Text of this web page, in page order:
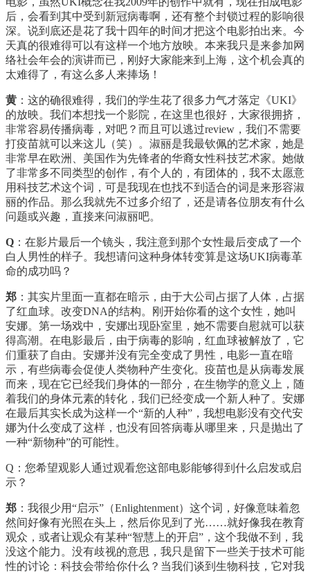
后，会看到其中受到新冠病毒啊，还有整个封锁过程的影响很
深。说到底还是花了我十四年的时间才把这个电影拍出来。今
天真的很难得可以有这样一个地方放映。本来我只是来参加网
络社会年会的演讲而已，刚好大家能来到上海，这个机会真的
太难得了，有这么多人来捧场！
黄 ：这的确很难得，我们的学生花了很多力气才落定《UKI》
的放映。我们本想找一个影院，在这里也很好，大家很拥挤，
非常容易传播病毒，对吧？而且可以逃过review，我们不需要
打疫苗就可以来这儿（笑）。淑丽是我最钦佩的艺术家，她是
非常早在欧洲、美国作为先锋者的华裔女性科技艺术家。她做
了非常多不同类型的创作，有个人的，有团体的，我不太愿意
用科技艺术这个词，可是我现在也找不到适合的词是来形容淑
丽的作品。那么我就先不过多介绍了，还是请各位朋友有什么
问题或兴趣，直接来问淑丽吧。
Q ：在影片最后一个镜头，我注意到那个女性最后变成了一个
白人男性的样子。我想请问这种身体转变算是这场UKI病毒革
命的成功吗？
郑 ：其实片里面一直都在暗示，由于大公司占据了人体，占据
了红血球。改变DNA的结构。刚开始你看的这个女性，她叫
安娜。第一场戏中，安娜出现卧室里，她不需要自慰就可以获
得高潮。在电影最后，由于病毒的影响，红血球被解放了，它
们重获了自由。安娜并没有完全变成了男性，电影一直在暗
示，有些病毒会促使人类物种产生变化。疫苗也是从病毒发展
而来，现在它已经我们身体的一部分，在生物学的意义上，随
着我们的身体元素的转化，我们已经变成一个新人种了。安娜
在最后其实长成为这样一个“新的人种”，我想电影没有交代安
娜为什么变成了这样，也没有回答病毒从哪里来，只是抛出了
一种“新物种”的可能性。
Q：您希望观影人通过观看您这部电影能够得到什么启发或启
示？
郑 ：我很少用“启示”（Enlightenment）这个词，好像意味着忽
然间好像有光照在头上，然后你见到了光……就好像我在教育
观众，或者让观众有某种“智慧上的开启”，这个我做不到，我
没这个能力。没有歧视的意思，我只是留下一些关于技术可能
性的讨论：科技会带给你什么？当我们谈到生物科技，它对我